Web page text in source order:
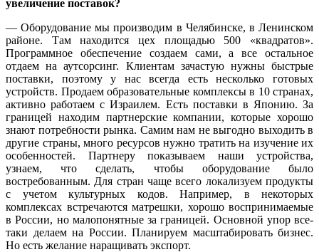
увеличение поставок?
— Оборудование мы производим в Челябинске, в Ленинском
районе. Там находится цех площадью 500 «квадратов».
Программное обеспечение создаем сами, а все остальное
отдаем на аутсорсинг. Клиентам зачастую нужны быстрые
поставки, поэтому у нас всегда есть несколько готовых
устройств. Продаем образовательные комплексы в 10 странах,
активно работаем с Израилем. Есть поставки в Японию. За
границей находим партнерские компании, которые хорошо
знают потребности рынка. Самим нам не выгодно выходить в
другие страны, много ресурсов нужно тратить на изучение их
особенностей. Партнеру показываем наши устройства,
узнаем, что сделать, чтобы оборудование было
востребованным. Для стран чаще всего локализуем продукты
с учетом культурных кодов. Например, в некоторых
комплексах встречаются матрешки, хорошо воспринимаемые
в России, но малопонятные за границей. Основной упор все-
таки делаем на России. Планируем масштабировать бизнес.
Но есть желание наращивать экспорт.